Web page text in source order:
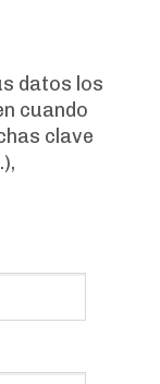
datos los
cuando
clave